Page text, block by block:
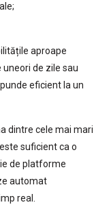
aproape
de zile sau
eficient la un
dintre cele mai mari
suficient ca o
de platforme
automat
real.